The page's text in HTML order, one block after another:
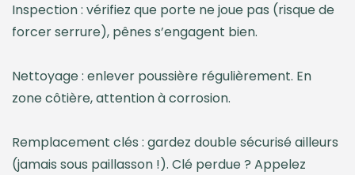
Inspection : vérifiez que porte ne joue pas (risque de
forcer serrure), pênes s’engagent bien.
Nettoyage : enlever poussière régulièrement. En
zone côtière, attention à corrosion.
Remplacement clés : gardez double sécurisé ailleurs
(jamais sous paillasson !). Clé perdue ? Appelez